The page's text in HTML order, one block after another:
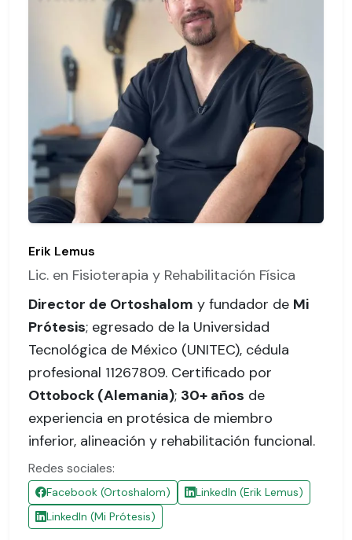
Erik Lemus
Lic. en Fisioterapia y Rehabilitación Física
Director de Ortoshalom y fundador de Mi
Prótesis; egresado de la Universidad
Tecnológica de México (UNITEC), cédula
profesional 11267809. Certificado por
Ottobock (Alemania); 30+ años de
experiencia en protésica de miembro
inferior, alineación y rehabilitación funcional.
Redes sociales:
Facebook (Ortoshalom)
LinkedIn (Erik Lemus)
LinkedIn (Mi Prótesis)